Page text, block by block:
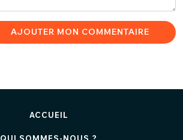
AJOUTER MON COMMENTAIRE
ACCUEIL
QUI SOMMES-NOUS ?